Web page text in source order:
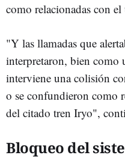
como relacionadas con
"Y las llamadas que
interpretaron, bien como
interviene una colisión
o se confundieron como
del citado tren Iryo",
Bloqueo del